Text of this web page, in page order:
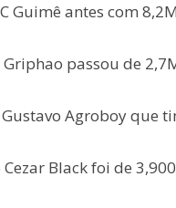
Guimê antes com
passou de
Agroboy que
Black foi de